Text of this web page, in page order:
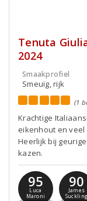
Tenuta
2024
Smaakprofiel
Smeuïg, rijk
(1
Krachtige
eikenhout en
Heerlijk bij
kazen.
95
Luca
Maroni
90
James
Suckling